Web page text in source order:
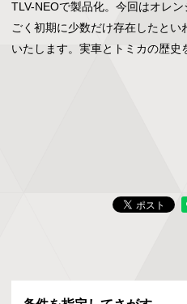
TLV-NEOで製品化。今回はオレ
ごく初期に少数だけ存在したと
いたします。実車とトミカの歴史